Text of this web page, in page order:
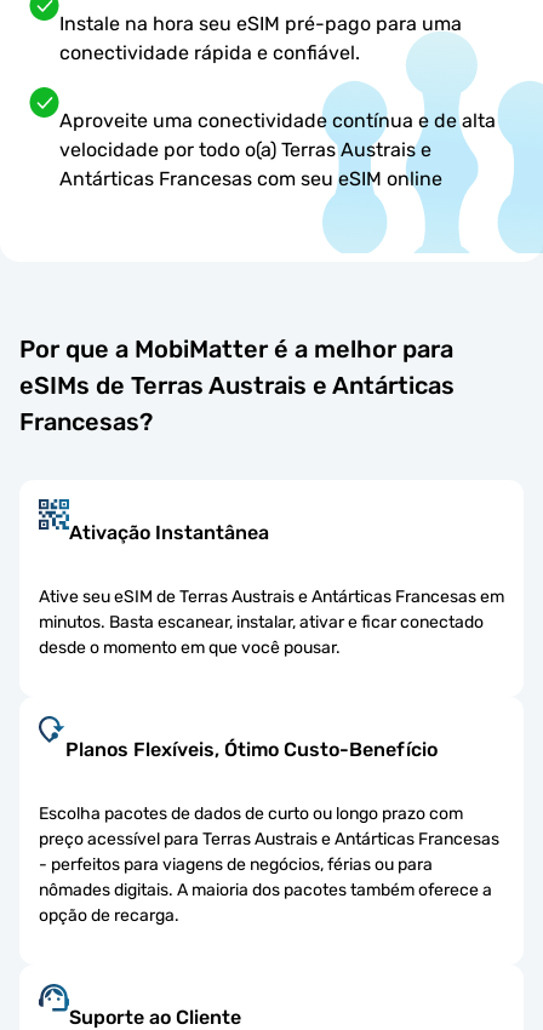
Instale na hora seu eSIM pré-pago para uma
conectividade rápida e confiável.
Aproveite uma conectividade contínua e de alta
velocidade por todo o(a) Terras Austrais e
Antárticas Francesas com seu eSIM online
Por que a MobiMatter é a melhor para
eSIMs de Terras Austrais e Antárticas
Francesas?
Ativação Instantânea
Ative seu eSIM de Terras Austrais e Antárticas Francesas em
minutos. Basta escanear, instalar, ativar e ficar conectado
desde o momento em que você pousar.
Planos Flexíveis, Ótimo Custo-Benefício
Escolha pacotes de dados de curto ou longo prazo com
preço acessível para Terras Austrais e Antárticas Francesas
- perfeitos para viagens de negócios, férias ou para
nômades digitais. A maioria dos pacotes também oferece a
opção de recarga.
Suporte ao Cliente